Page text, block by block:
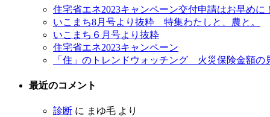
住宅省エネ2023キャンペーン交付申請はお早めに！
いこまち8月号より抜粋 特集わたしと、農と。
いこまち６月号より抜粋
住宅省エネ2023キャンペーン
「住」のトレンドウォッチング 火災保険金額の
最近のコメント
診断 に まゆ毛 より